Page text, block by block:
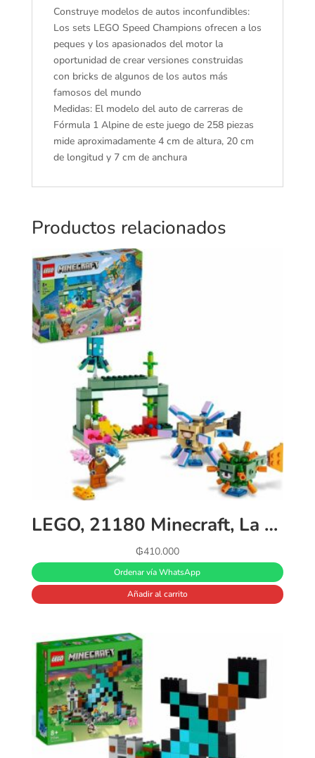
Construye modelos de autos inconfundibles:
Los sets LEGO Speed Champions ofrecen a los
peques y los apasionados del motor la
oportunidad de crear versiones construidas
con bricks de algunos de los autos más
famosos del mundo
Medidas: El modelo del auto de carreras de
Fórmula 1 Alpine de este juego de 258 piezas
mide aproximadamente 4 cm de altura, 20 cm
de longitud y 7 cm de anchura
Productos relacionados
LEGO, 21180 Minecraft, La Batalla contra El Guardián, Juguete de Construcción para Niños y Niñas, a Partir de 8 Años con Figuras de Monstruos, Multicolor
₲410.000
Ordenar vía WhatsApp
Añadir al carrito